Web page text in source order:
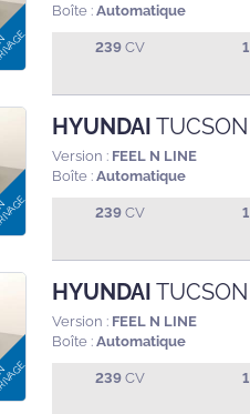
Boîte : Automatique
239 CV 1
HYUNDAI TUCSON
Version : FEEL N LINE
Boîte : Automatique
239 CV 1
HYUNDAI TUCSON
Version : FEEL N LINE
Boîte : Automatique
239 CV 1